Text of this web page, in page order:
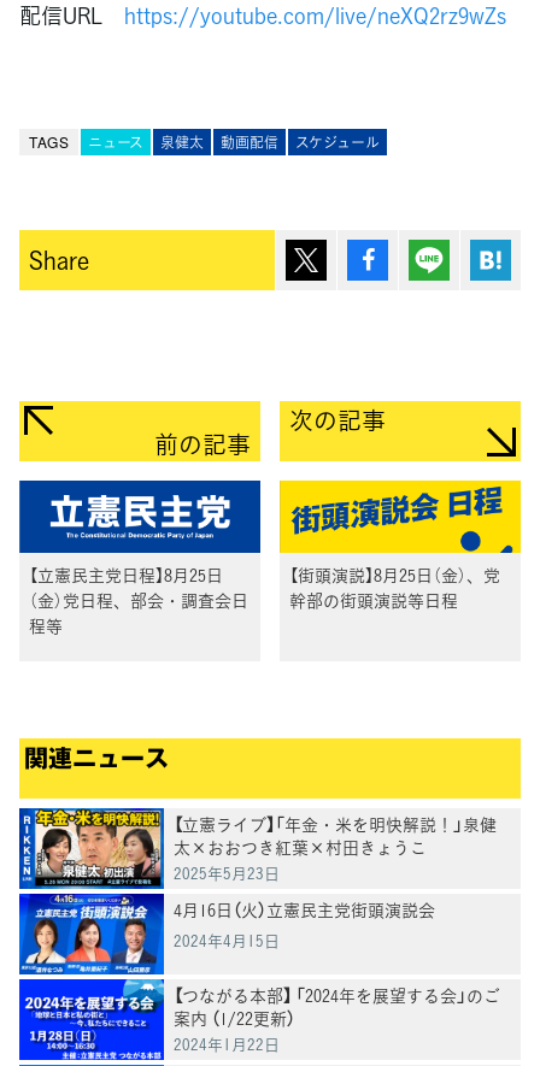
配信URL https://youtube.com/live/neXQ2rz9wZs
TAGS ニュース 泉健太 動画配信 スケジュール
Share ポスト シェア Lineで送
前の記事
【立憲民主党日程】8月25日
（金）党日程、部会・調査会日
程等
次の記事
【街頭演説】8月25日（金）、党
幹部の街頭演説等日程
関連ニュース
【立憲ライブ】「年金・米を明快解説！」泉健
太×おおつき紅葉×村田きょうこ
2025年5月23日
4月16日（火）立憲民主党街頭演説会
2024年4月15日
【つながる本部】 「2024年を展望する会」のご
案内 （1/22更新）
2024年1月22日